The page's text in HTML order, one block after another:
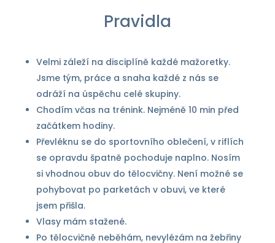
Pravidla
Velmi záleží na disciplíně každé mažoretky.
Jsme tým, práce a snaha každé z nás se
odráží na úspěchu celé skupiny.
Chodím včas na trénink. Nejméně 10 min před
začátkem hodiny.
Převléknu se do sportovního oblečení, v riflích
se opravdu špatně pochoduje naplno. Nosím
si vhodnou obuv do tělocvičny. Není možné se
pohybovat po parketách v obuvi, ve které
jsem přišla.
Vlasy mám stažené.
Po tělocvičně neběhám, nevylézám na žebřiny